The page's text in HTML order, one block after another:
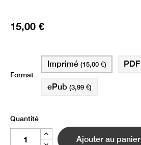
15,00 €
Format
Imprimé (15,00 €)
ePub (3,99 €)
PDF
Quantité
Ajouter au panier